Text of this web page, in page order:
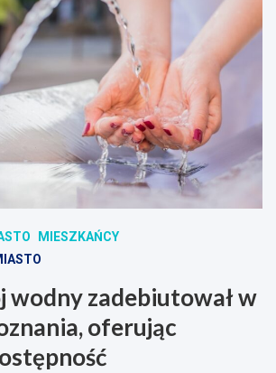
MIESZKAŃCY
wodny zadebiutował w
oferując